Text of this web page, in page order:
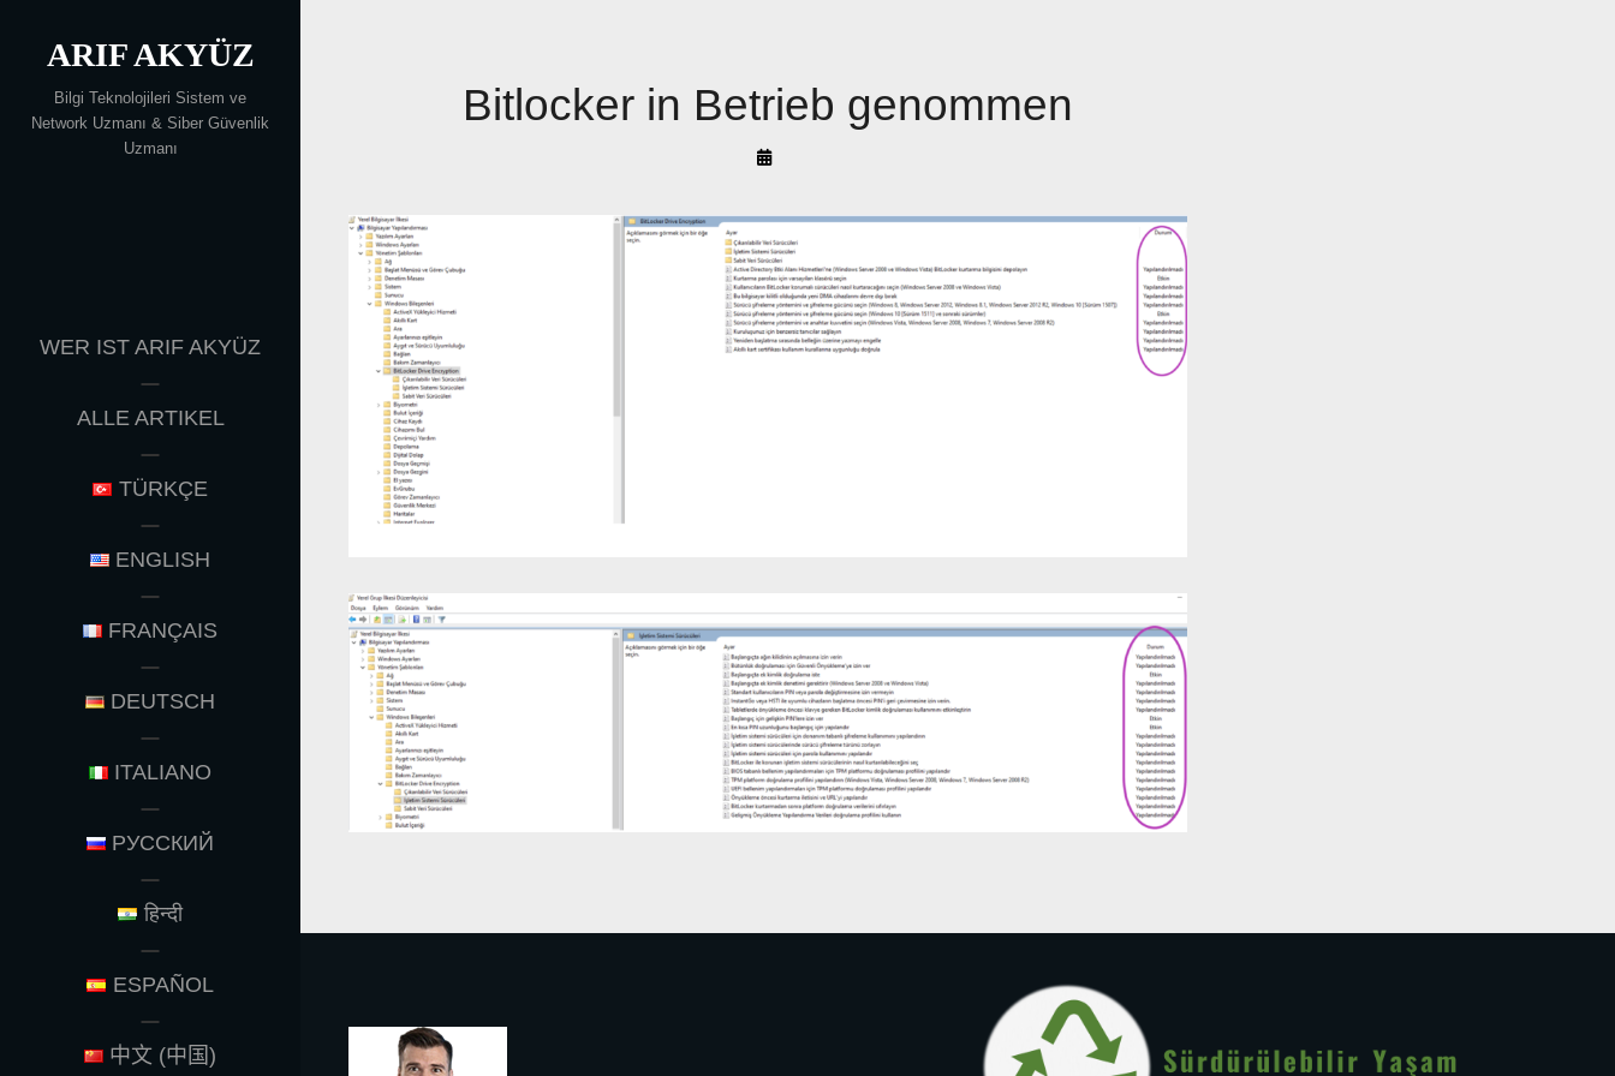
content
ARIF AKYÜZ
Bilgi Teknolojileri Sistem ve
Network Uzmanı & Siber Güvenlik
Uzmanı
WER IST ARIF AKYÜZ
ALLE ARTIKEL
TÜRKÇE
ENGLISH
FRANÇAIS
DEUTSCH
ITALIANO
РУССКИЙ
हिन्दी
ESPAÑOL
中文 (中国)
Bitlocker in Betrieb genommen
By
Akyüz